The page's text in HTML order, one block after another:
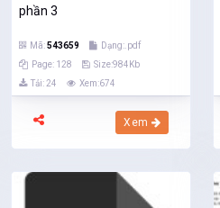
phần 3
Mã:543659
Dạng:.pdf
Page: 128
Size:984Kb
Tải: 24
Xem:674
Xem